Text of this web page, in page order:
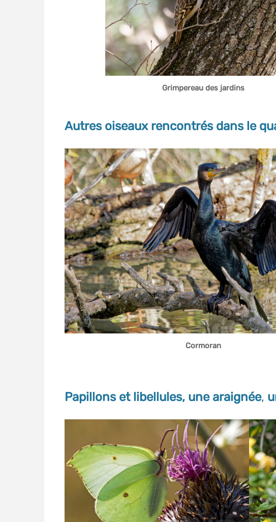
Grimpereau des jardins
Autres oiseaux rencontrés dans le
Cormoran
Papillons et libellules, une araignée,